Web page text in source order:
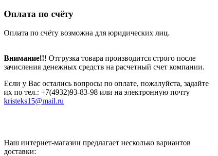
Оплата по счёту
Оплата по счёту возможна для юридических лиц.
Внимание!!! Отгрузка товара производится строго после
зачисления денежных средств на расчетный счет компании.
Если у Вас остались вопросы по оплате, пожалуйста, задайте
их по тел.: +7(4932)93-83-98 или на электронную почту
kristeks15@mail.ru
Наш интернет-магазин предлагает несколько вариантов
доставки: